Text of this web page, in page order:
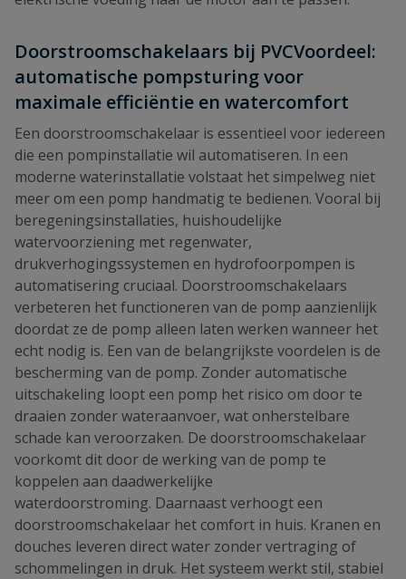
Doorstroomschakelaars bij PVCVoordeel:
automatische pompsturing voor
maximale efficiëntie en watercomfort
Een doorstroomschakelaar is essentieel voor iedereen
die een pompinstallatie wil automatiseren. In een
moderne waterinstallatie volstaat het simpelweg niet
meer om een pomp handmatig te bedienen. Vooral bij
beregeningsinstallaties, huishoudelijke
watervoorziening met regenwater,
drukverhogingssystemen en hydrofoorpompen is
automatisering cruciaal. Doorstroomschakelaars
verbeteren het functioneren van de pomp aanzienlijk
doordat ze de pomp alleen laten werken wanneer het
echt nodig is. Een van de belangrijkste voordelen is de
bescherming van de pomp. Zonder automatische
uitschakeling loopt een pomp het risico om door te
draaien zonder wateraanvoer, wat onherstelbare
schade kan veroorzaken. De doorstroomschakelaar
voorkomt dit door de werking van de pomp te
koppelen aan daadwerkelijke
waterdoorstroming. Daarnaast verhoogt een
doorstroomschakelaar het comfort in huis. Kranen en
douches leveren direct water zonder vertraging of
schommelingen in druk. Het systeem werkt stil, stabiel